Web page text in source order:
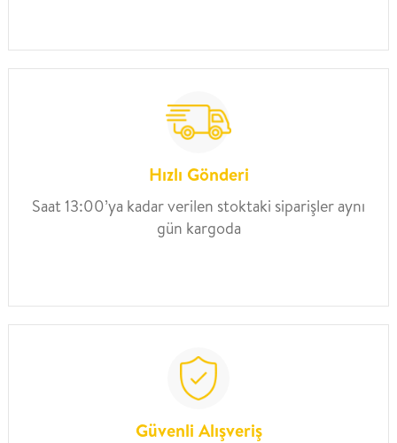
Hızlı Gönderi
Saat 13:00’ya kadar verilen stoktaki siparişler aynı
gün kargoda
Güvenli Alışveriş